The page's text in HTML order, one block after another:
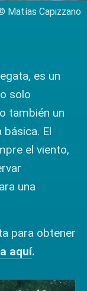
Matías Capizzano
es un
solo
también un
El
el viento,
una
para obtener
aquí.